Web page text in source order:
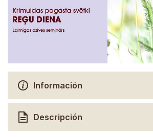
Información
Descripción